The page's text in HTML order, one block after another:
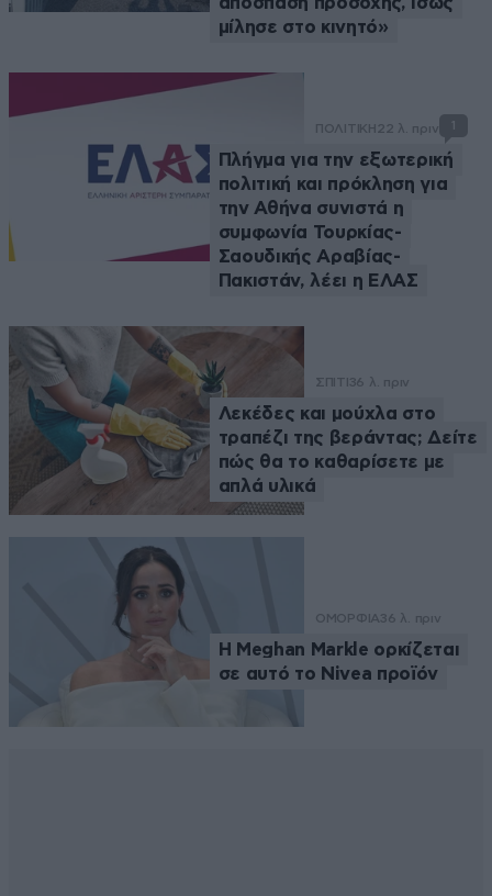
μίλησε στο κινητό»
ΠΟΛΙΤΙΚΗ 22 λ. πριν 1
Πλήγμα για την εξωτερική
πολιτική και πρόκληση για
την Αθήνα συνιστά η
συμφωνία Τουρκίας-
Σαουδικής Αραβίας-
Πακιστάν, λέει η ΕΛΑΣ
ΣΠΙΤΙ36 λ. πριν
Λεκέδες και μούχλα στο
τραπέζι της βεράντας; Δείτε
πώς θα το καθαρίσετε με
απλά υλικά
ΟΜΟΡΦΙΑ36 λ. πριν
Η Meghan Markle ορκίζεται
σε αυτό το Nivea προϊόν